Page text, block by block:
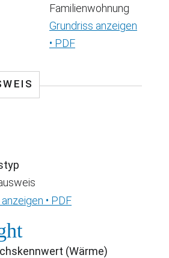
Familienwohnung
Grundriss anzeigen
• PDF
• PDF
(Wärme)